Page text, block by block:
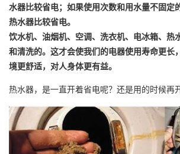
水器比较省电；如果使用次数和用水量不固定
热水器比较省电。
饮水机、油烟机、空调、洗衣机、电冰箱、热
和清洗的。这才会使我们的电器使用寿命更长
境更舒适，对人身体更有益。
热水器，是一直开着省电呢？还是用的时候再